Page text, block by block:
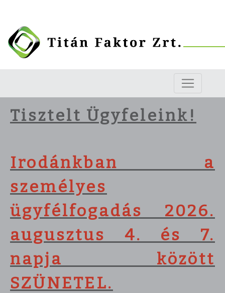
Tisztelt Ügyfeleink!
Irodánkban a
személyes
ügyfélfogadás 2026.
augusztus 4. és 7.
napja között
SZÜNETEL.